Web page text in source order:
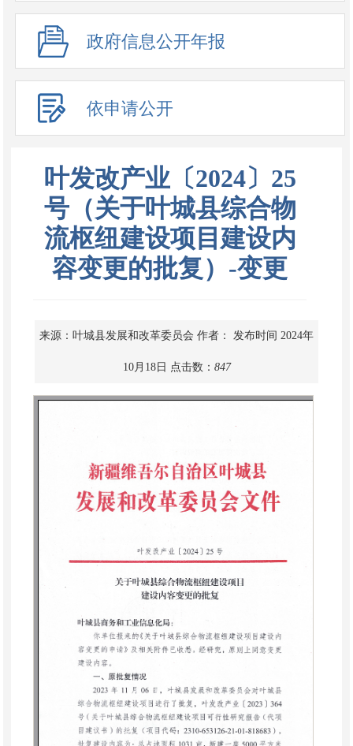
政府信息公开年报
依申请公开
叶发改产业〔2024〕25
号（关于叶城县综合物
流枢纽建设项目建设内
容变更的批复）-变更
来源：叶城县发展和改革委员会 作者： 发布时间 2024年
10月18日 点击数： 847